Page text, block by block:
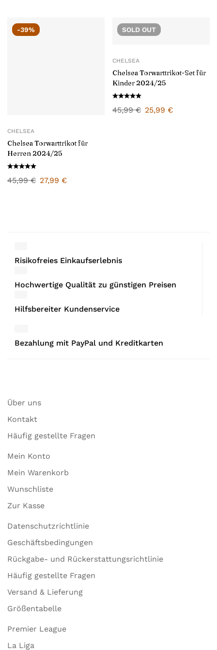
-39%
CHELSEA
Chelsea Torwarttrikot für
Herren 2024/25
45,99€ 27,99 €
SOLD OUT
CHELSEA
Chelsea Torwarttrikot-Set für
Kinder 2024/25
45,99€ 25,99 €
Risikofreies Einkaufserlebnis
Hochwertige Qualität zu günstigen Preisen
Hilfsbereiter Kundenservice
Bezahlung mit PayPal und Kreditkarten
Über uns
Kontakt
Häufig gestellte Fragen
Mein Konto
Mein Warenkorb
Wunschliste
Zur Kasse
Datenschutzrichtlinie
Geschäftsbedingungen
Rückgabe- und Rückerstattungsrichtlinie
Häufig gestellte Fragen
Versand & Lieferung
Größentabelle
Premier League
La Liga